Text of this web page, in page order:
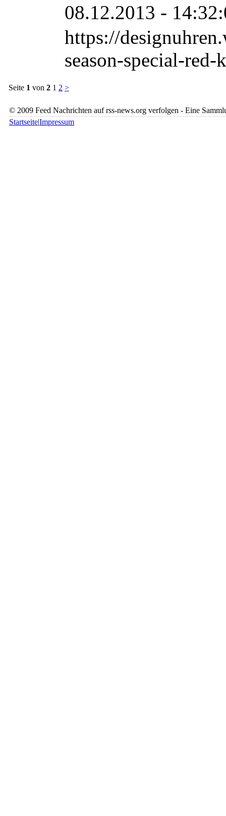
08.12.2013 -
https://
season-special-red-
Seite 1 von 2 1 2 >
© 2009 Feed Nachrichten auf rss-news.org verfolgen - Eine
Startseite|Impressum